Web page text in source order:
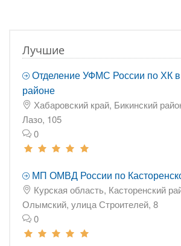
Лучшие
Отделение УФМС России по ХК
районе
Хабаровский край, Бикинский
Лазо, 105
0
МП ОМВД России по
Курская область, Касторенский
Олымский, улица Строителей, 8
0